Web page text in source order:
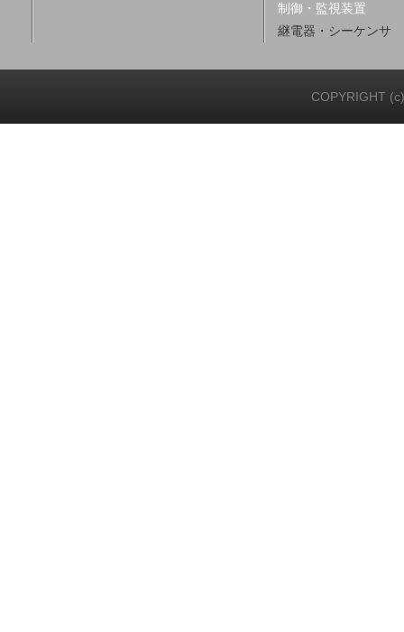
制御・監視装置
継電器・シーケンサ
COPYRIGHT